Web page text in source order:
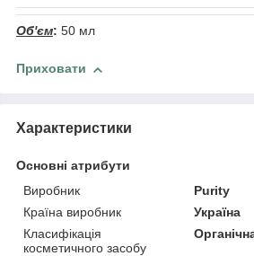
Об'єм: 50 мл
Приховати
Характеристики
Основні атрибути
Виробник
Purity
Країна виробник
Україна
Класифікація
косметичного засобу